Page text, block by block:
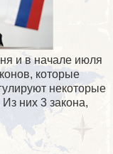
и в начале июля
которые
некоторые
них 3 закона,